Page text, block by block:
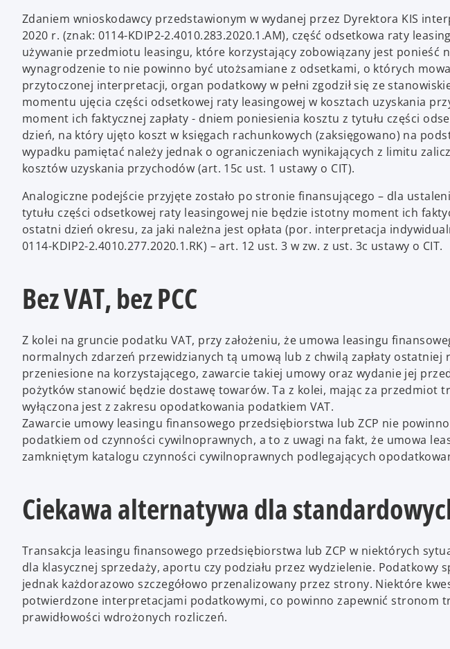
Zdaniem wnioskodawcy przedstawionym w wydanej przez Dyrektora KIS
2020 r. (znak: 0114-KDIP2-2.4010.283.2020.1.AM), część odsetkowa raty
używanie przedmiotu leasingu, które korzystający zobowiązany jest ponieść
wynagrodzenie to nie powinno być utożsamiane z odsetkami, o których
przytoczonej interpretacji, organ podatkowy w pełni zgodził się ze
momentu ujęcia części odsetkowej raty leasingowej w kosztach uzyskania
moment ich faktycznej zapłaty - dniem poniesienia kosztu z tytułu części
dzień, na który ujęto koszt w księgach rachunkowych (zaksięgowano) na
wypadku pamiętać należy jednak o ograniczeniach wynikających z limitu
kosztów uzyskania przychodów (art. 15c ust. 1 ustawy o CIT).
Analogiczne podejście przyjęte zostało po stronie finansującego – dla
tytułu części odsetkowej raty leasingowej nie będzie istotny moment ich
ostatni dzień okresu, za jaki należna jest opłata (por. interpretacja
0114-KDIP2-2.4010.277.2020.1.RK) – art. 12 ust. 3 w zw. z ust. 3c ustawy o CIT.
Bez VAT, bez PCC
Z kolei na gruncie podatku VAT, przy założeniu, że umowa leasingu
normalnych zdarzeń przewidzianych tą umową lub z chwilą zapłaty ostatniej
przeniesione na korzystającego, zawarcie takiej umowy oraz wydanie jej
pożytków stanowić będzie dostawę towarów. Ta z kolei, mając za przedmiot
wyłączona jest z zakresu opodatkowania podatkiem VAT.
Zawarcie umowy leasingu finansowego przedsiębiorstwa lub ZCP nie
podatkiem od czynności cywilnoprawnych, a to z uwagi na fakt, że umowa
zamkniętym katalogu czynności cywilnoprawnych podlegających
Ciekawa alternatywa dla
Transakcja leasingu finansowego przedsiębiorstwa lub ZCP w niektórych
dla klasycznej sprzedaży, aportu czy podziału przez wydzielenie. Podatkowy
jednak każdorazowo szczegółowo przenalizowany przez strony. Niektóre
potwierdzone interpretacjami podatkowymi, co powinno zapewnić stronom
prawidłowości wdrożonych rozliczeń.